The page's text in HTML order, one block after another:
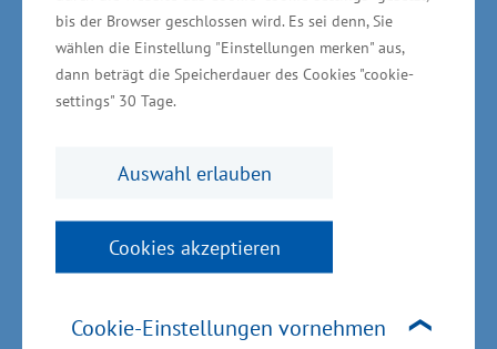
bis der Browser geschlossen wird. Es sei denn, Sie
wählen die Einstellung "Einstellungen merken" aus,
dann beträgt die Speicherdauer des Cookies "cookie-
settings" 30 Tage.
Auswahl erlauben
Cookies akzeptieren
Cookie-Einstellungen vornehmen
nehmen“, betonte Jochen Schulte,
Staatssekretär im Ministerium für Wirtschaft,
Infrastruktur, Tourismus und Arbeit, im Vorfeld
Fachkräftemangel und Transformation müssen
Beschäftigten stärken. Das gelingt nur durch
gezielte Weiterbildung und die Vernetzung aller